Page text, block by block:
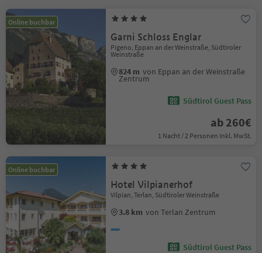
Online buchbar
Garni Schloss Englar
Pigeno, Eppan an der Weinstraße, Südtiroler
Weinstraße
824 m von Eppan an der Weinstraße
Zentrum
Südtirol Guest Pass
ab 260€
1 Nacht / 2 Personen Inkl. MwSt.
Online buchbar
Hotel Vilpianerhof
Vilpian, Terlan, Südtiroler Weinstraße
3.8 km von Terlan Zentrum
Südtirol Guest Pass